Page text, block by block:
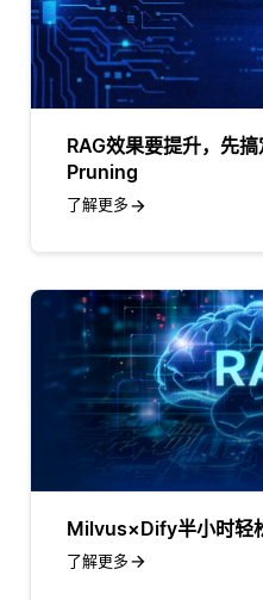
RAG效果要提升，先
Pruning
了解更多
Milvus×Dify半小时轻
了解更多